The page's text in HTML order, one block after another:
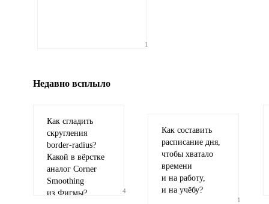
гиф или джипег шириной не более 700
1
Недавно всплыло
Как сгладить
скругления
border-radius?
Какой в вёрстке
аналог Corner
Smoothing
из Фигмы?
4
Как составить
расписание дня,
чтобы хватало
времени
и на работу,
и на учёбу?
1